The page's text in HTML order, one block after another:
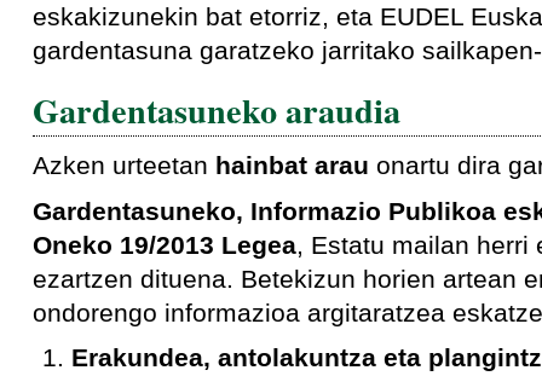
eskakizunekin bat etorriz, eta EUDEL
gardentasuna garatzeko jarritako
Gardentasuneko araudia
Azken urteetan hainbat arau onartu dira
Gardentasuneko, Informazio Publikoa
Oneko 19/2013 Legea , Estatu mailan
ezartzen dituena. Betekizun horien artean
ondorengo informazioa argitaratzea
Erakundea, antolakuntza eta